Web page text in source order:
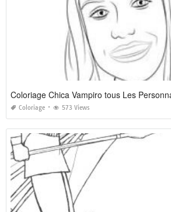
Coloriage Chica Vampiro tous Les
Coloriage 573 Views